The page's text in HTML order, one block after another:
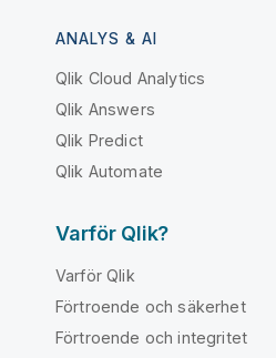
ANALYS & AI
Qlik Cloud Analytics
Qlik Answers
Qlik Predict
Qlik Automate
Varför Qlik?
Varför Qlik
Förtroende och säkerhet
Förtroende och integritet